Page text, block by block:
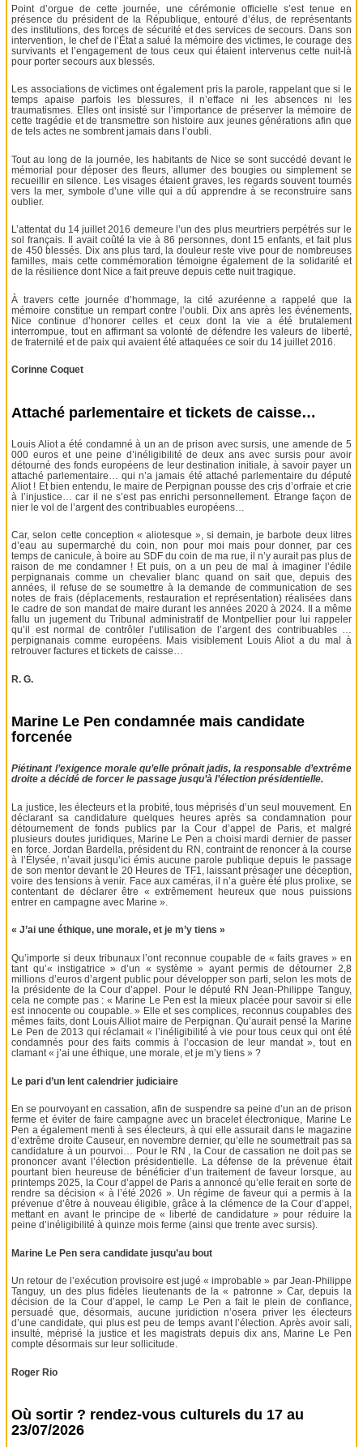
Point d’orgue de cette journée, une cérémonie officielle s’est tenue en
présence du président de la République, entouré d’élus, de représentants
des institutions, des forces de sécurité et des services de secours. Dans son
intervention, le chef de l’État a salué la mémoire des victimes, le courage des
survivants et l’engagement de tous ceux qui étaient intervenus cette nuit-là
pour porter secours aux blessés.
Les associations de victimes ont également pris la parole, rappelant que si le
temps apaise parfois les blessures, il n’efface ni les absences ni les
traumatismes. Elles ont insisté sur l’importance de préserver la mémoire de
cette tragédie et de transmettre son histoire aux jeunes générations afin que
de tels actes ne sombrent jamais dans l’oubli.
Tout au long de la journée, les habitants de Nice se sont succédé devant le
mémorial pour déposer des fleurs, allumer des bougies ou simplement se
recueillir en silence. Les visages étaient graves, les regards souvent tournés
vers la mer, symbole d’une ville qui a dû apprendre à se reconstruire sans
oublier.
L’attentat du 14 juillet 2016 demeure l’un des plus meurtriers perpétrés sur le
sol français. Il avait coûté la vie à 86 personnes, dont 15 enfants, et fait plus
de 450 blessés. Dix ans plus tard, la douleur reste vive pour de nombreuses
familles, mais cette commémoration témoigne également de la solidarité et
de la résilience dont Nice a fait preuve depuis cette nuit tragique.
À travers cette journée d’hommage, la cité azuréenne a rappelé que la
mémoire constitue un rempart contre l’oubli. Dix ans après les événements,
Nice continue d’honorer celles et ceux dont la vie a été brutalement
interrompue, tout en affirmant sa volonté de défendre les valeurs de liberté,
de fraternité et de paix qui avaient été attaquées ce soir du 14 juillet 2016.
Corinne Coquet
Attaché parlementaire et tickets de caisse…
Louis Aliot a été condamné à un an de prison avec sursis, une amende de 5
000 euros et une peine d’inéligibilité de deux ans avec sursis pour avoir
détourné des fonds européens de leur destination initiale, à savoir payer un
attaché parlementaire… qui n’a jamais été attaché parlementaire du député
Aliot ! Et bien entendu, le maire de Perpignan pousse des cris d’orfraie et crie
à l’injustice… car il ne s’est pas enrichi personnellement. Étrange façon de
nier le vol de l’argent des contribuables européens…
Car, selon cette conception « aliotesque », si demain, je barbote deux litres
d’eau au supermarché du coin, non pour moi mais pour donner, par ces
temps de canicule, à boire au SDF du coin de ma rue, il n’y aurait pas plus de
raison de me condamner ! Et puis, on a un peu de mal à imaginer l’édile
perpignanais comme un chevalier blanc quand on sait que, depuis des
années, il refuse de se soumettre à la demande de communication de ses
notes de frais (déplacements, restauration et représentation) réalisées dans
le cadre de son mandat de maire durant les années 2020 à 2024. Il a même
fallu un jugement du Tribunal administratif de Montpellier pour lui rappeler
qu’il est normal de contrôler l’utilisation de l’argent des contribuables …
perpignanais comme européens. Mais visiblement Louis Aliot a du mal à
retrouver factures et tickets de caisse…
R. G.
Marine Le Pen condamnée mais candidate
forcenée
Piétinant l’exigence morale qu’elle prônait jadis, la responsable d’extrême
droite a décidé de forcer le passage jusqu’à l’élection présidentielle.
La justice, les électeurs et la probité, tous méprisés d’un seul mouvement. En
déclarant sa candidature quelques heures après sa condamnation pour
détournement de fonds publics par la Cour d’appel de Paris, et malgré
plusieurs doutes juridiques, Marine Le Pen a choisi mardi dernier de passer
en force. Jordan Bardella, président du RN, contraint de renoncer à la course
à l’Élysée, n’avait jusqu’ici émis aucune parole publique depuis le passage
de son mentor devant le 20 Heures de TF1, laissant présager une déception,
voire des tensions à venir. Face aux caméras, il n’a guère été plus prolixe, se
contentant de déclarer être « extrêmement heureux que nous puissions
entrer en campagne avec Marine ».
« J’ai une éthique, une morale, et je m’y tiens »
Qu’importe si deux tribunaux l’ont reconnue coupable de « faits graves » en
tant qu’« instigatrice » d’un « système » ayant permis de détourner 2,8
millions d’euros d’argent public pour développer son parti, selon les mots de
la présidente de la Cour d’appel. Pour le député RN Jean-Philippe Tanguy,
cela ne compte pas : « Marine Le Pen est la mieux placée pour savoir si elle
est innocente ou coupable. » Elle et ses complices, reconnus coupables des
mêmes faits, dont Louis Alliot maire de Perpignan. Qu’aurait pensé la Marine
Le Pen de 2013 qui réclamait « l’inéligibilité à vie pour tous ceux qui ont été
condamnés pour des faits commis à l’occasion de leur mandat », tout en
clamant « j’ai une éthique, une morale, et je m’y tiens » ?
Le pari d’un lent calendrier judiciaire
En se pourvoyant en cassation, afin de suspendre sa peine d’un an de prison
ferme et éviter de faire campagne avec un bracelet électronique, Marine Le
Pen a également menti à ses électeurs, à qui elle assurait dans le magazine
d’extrême droite Causeur, en novembre dernier, qu’elle ne soumettrait pas sa
candidature à un pourvoi… Pour le RN , la Cour de cassation ne doit pas se
prononcer avant l’élection présidentielle. La défense de la prévenue était
pourtant bien heureuse de bénéficier d’un traitement de faveur lorsque, au
printemps 2025, la Cour d’appel de Paris a annoncé qu’elle ferait en sorte de
rendre sa décision « à l’été 2026 ». Un régime de faveur qui a permis à la
prévenue d’être à nouveau éligible, grâce à la clémence de la Cour d’appel,
mettant en avant le principe de « liberté de candidature » pour réduire la
peine d’inéligibilité à quinze mois ferme (ainsi que trente avec sursis).
Marine Le Pen sera candidate jusqu’au bout
Un retour de l’exécution provisoire est jugé « improbable » par Jean-Philippe
Tanguy, un des plus fidèles lieutenants de la « patronne » Car, depuis la
décision de la Cour d’appel, le camp Le Pen a fait le plein de confiance,
persuadé que, désormais, aucune juridiction n’osera priver les électeurs
d’une candidate, qui plus est peu de temps avant l’élection. Après avoir sali,
insulté, méprisé la justice et les magistrats depuis dix ans, Marine Le Pen
compte désormais sur leur sollicitude.
Roger Rio
Où sortir ? rendez-vous culturels du 17 au
23/07/2026